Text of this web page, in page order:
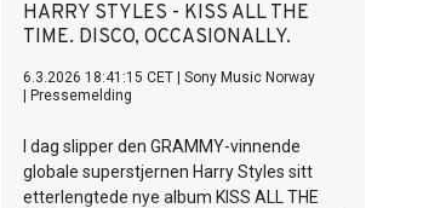
HARRY STYLES - KISS ALL THE
TIME. DISCO, OCCASIONALLY.
6.3.2026 18:41:15 CET
Sony Music Norway
Pressemelding
I dag slipper den GRAMMY-vinnende
globale superstjernen Harry Styles sitt
etterlengtede nye album KISS ALL THE